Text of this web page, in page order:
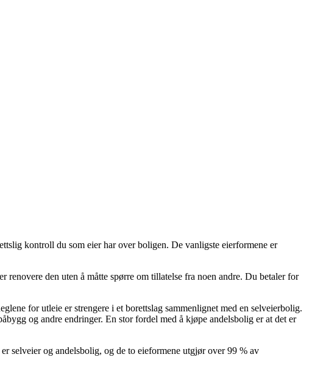
kontroll du som eier har over boligen. De vanligste eierformene er
renovere den uten å måtte spørre om tillatelse fra noen andre. Du betaler for
for utleie er strengere i et borettslag sammenlignet med en selveierbolig.
og andre endringer. En stor fordel med å kjøpe andelsbolig er at det er
selveier og andelsbolig, og de to eieformene utgjør over 99 % av